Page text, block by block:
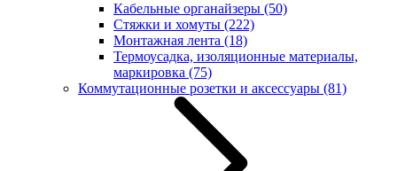
Кабельные органайзеры (50)
Стяжки и хомуты (222)
Монтажная лента (18)
Термоусадка, изоляционные материалы,
маркировка (75)
Коммутационные розетки и аксессуары (81)